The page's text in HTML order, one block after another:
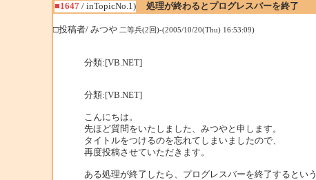
■1647/ inTopicNo.1)
処理が終わるとプログレスバーを終了
□投稿者/ みつや 二等兵(2回)-(2005/10/20(Thu) 16:53:09)
分類:[VB.NET]
分類:[VB.NET]
こんにちは。
先ほど質問をいたしました、みつやと申します。
タイトルをつけるのを忘れてしまいましたので、
再度投稿させていただきます。
ある処理が終了したら、プログレスバーを終了するという